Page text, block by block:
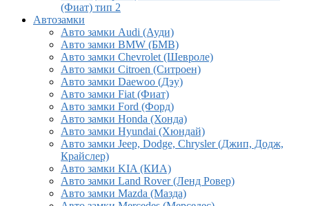
(Фиат) тип 2
Автозамки
Авто замки Audi (Ауди)
Авто замки BMW (БМВ)
Авто замки Chevrolet (Шевроле)
Авто замки Citroen (Ситроен)
Авто замки Daewoo (Дэу)
Авто замки Fiat (Фиат)
Авто замки Ford (Форд)
Авто замки Honda (Хонда)
Авто замки Hyundai (Хюндай)
Авто замки Jeep, Dodge, Chrysler (Джип, Додж,
Крайслер)
Авто замки KIA (КИА)
Авто замки Land Rover (Ленд Ровер)
Авто замки Mazda (Мазда)